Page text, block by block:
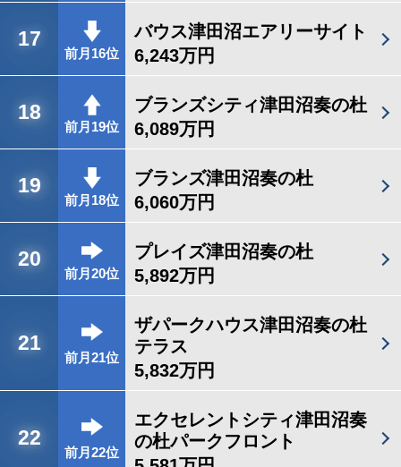
17
前月16位
バウス津田沼エアリーサイト
6,243万円
18
前月19位
ブランズシティ津田沼奏の杜
6,089万円
19
前月18位
ブランズ津田沼奏の杜
6,060万円
20
前月20位
プレイズ津田沼奏の杜
5,892万円
21
前月21位
ザパークハウス津田沼奏の杜
テラス
5,832万円
22
前月22位
エクセレントシティ津田沼奏
の杜パークフロント